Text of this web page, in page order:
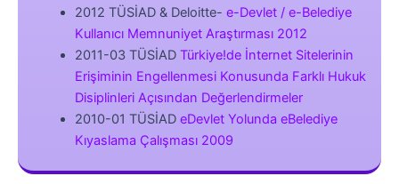
2012 TÜSİAD & Deloitte- e-Devlet / e-Belediye
Kullanıcı Memnuniyet Araştırması 2012
2011-03 TÜSİAD Türkiye!de İnternet Sitelerinin
Erişiminin Engellenmesi Konusunda Farklı Hukuk
Disiplinleri Açısından Değerlendirmeler
2010-01 TÜSİAD eDevlet Yolunda eBelediye
Kıyaslama Çalışması 2009